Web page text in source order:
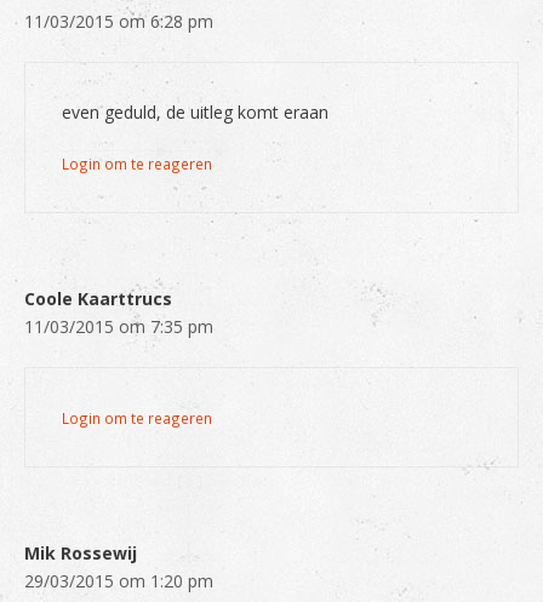
11/03/2015 om 6:28 pm
even geduld, de uitleg komt eraan
Login om te reageren
Coole Kaarttrucs
11/03/2015 om 7:35 pm
Login om te reageren
Mik Rossewij
29/03/2015 om 1:20 pm